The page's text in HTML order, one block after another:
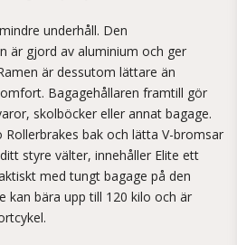
underhåll. Den
är gjord av aluminium och ger
är dessutom lättare än
Bagagehållaren framtill gör
skolböcker eller annat bagage.
Rollerbrakes bak och lätta V-bromsar
styre välter, innehåller Elite ett
med tungt bagage på den
kan bära upp till 120 kilo och är